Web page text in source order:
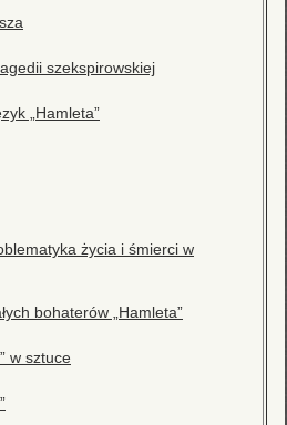
szekspirowskiej
„Hamleta”
życia i śmierci w
bohaterów „Hamleta”
w sztuce